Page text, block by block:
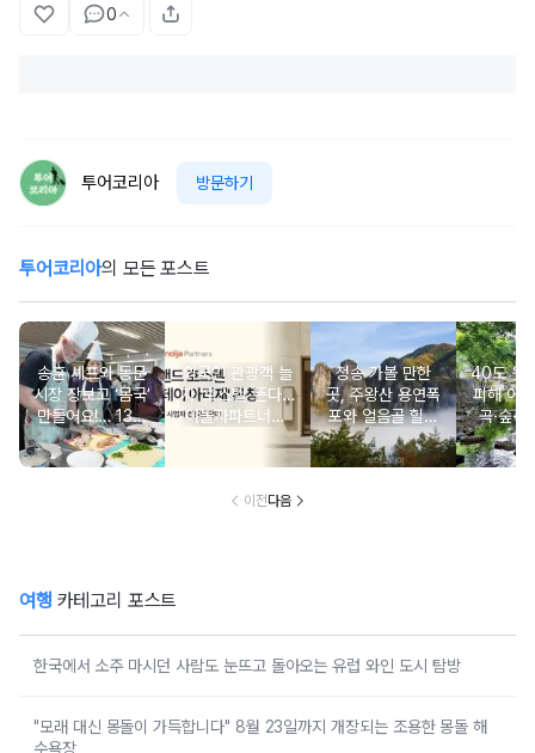
0
투어코리아 방문하기
투어코리아의 모든 포스트
송훈 셰프와 동문
시장 장보고 ‘몸국’
만들어요!… 13일
‘제주미행’ 특별회
차 운영
외국인 관광객 늘
자 ‘호스텔’ 뜬다…
야놀자파트너스,
‘스테이 아리재’ 4
청송 가볼 만한
곳, 주왕산 용연폭
포와 얼음골 힐링
코스
40도 웃
피해 어
곡·숲·
떠나는
여
이전다음
여행 카테고리 포스트
한국에서 소주 마시던 사람도 눈뜨고 돌아오는 유럽 와인 도시 탐방
"모래 대신 몽돌이 가득합니다" 8월 23일까지 개장되는 조용한 몽돌 해
수욕장